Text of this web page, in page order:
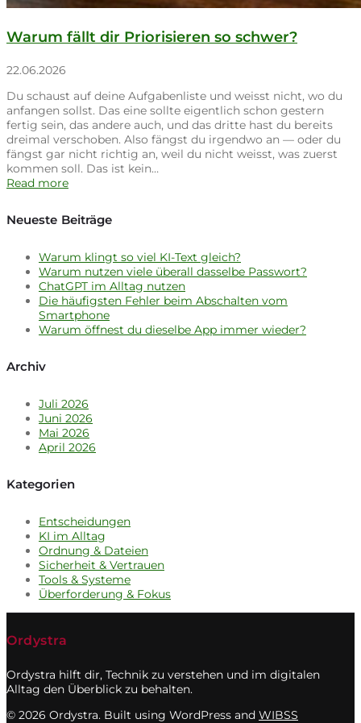
Warum fällt dir Priorisieren so schwer?
22.06.2026
Du schaust auf deine Aufgabenliste und weisst nicht, wo du
anfangen sollst. Das eine sollte eigentlich schon gestern
fertig sein, das andere auch, und das dritte hast du bereits
dreimal verschoben. Also fängst du irgendwo an — oder du
fängst gar nicht richtig an, weil du nicht weisst, was zuerst
kommen soll. Das ist kein…
Read more
Neueste Beiträge
Warum klingt so viel KI-Text gleich?
Warum nutzen viele überall dasselbe Passwort?
ChatGPT im Alltag nutzen
Die häufigsten Fehler beim Abschalten vom
Smartphone
Warum öffnest du dieselbe App immer wieder?
Archiv
Juli 2026
Juni 2026
Mai 2026
April 2026
Kategorien
Entscheidungen
KI im Alltag
Ordnung & Dateien
Sicherheit & Vertrauen
Tools & Systeme
Überforderung & Fokus
Ordystra
Ordystra hilft dir, Technik zu verstehen und im digitalen
Alltag den Überblick zu behalten.
© 2026 Ordystra. Built using WordPress and WIBSS